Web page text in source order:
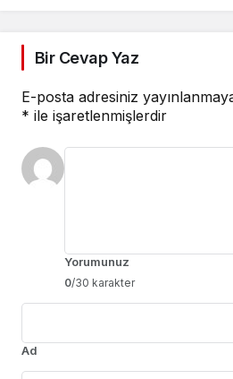
Bir Cevap Yaz
E-posta adresiniz
* ile işaretlenmişlerdir
Yorumunuz
0/30 karakter
Ad